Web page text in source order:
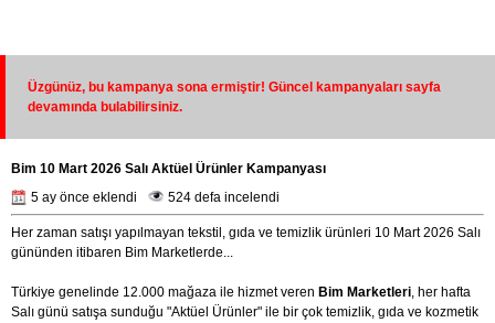
Üzgünüz, bu kampanya sona ermiştir! Güncel kampanyaları sayfa
devamında bulabilirsiniz.
Bim 10 Mart 2026 Salı Aktüel Ürünler Kampanyası
5 ay önce eklendi
524 defa incelendi
Her zaman satışı yapılmayan tekstil, gıda ve temizlik ürünleri 10 Mart 2026 Salı
gününden itibaren Bim Marketlerde...
Türkiye genelinde 12.000 mağaza ile hizmet veren Bim Marketleri, her hafta
Salı günü satışa sunduğu "Aktüel Ürünler" ile bir çok temizlik, gıda ve kozmetik